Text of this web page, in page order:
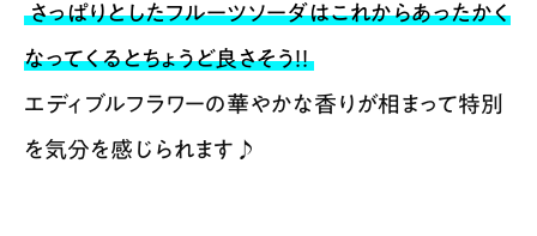
さっぱりとしたフルーツソーダはこれからあったかく
なってくるとちょうど良さそう！！
エディブルフラワーの華やかな香りが相まって特別
を気分を感じられます♪